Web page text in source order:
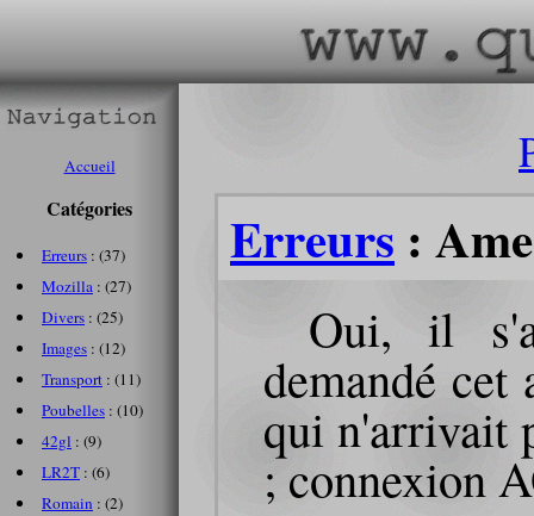
Erreurs :
Oui, il
demandé cet
qui n'arrivait
; connexion
Accueil
Catégories
Erreurs : (37)
Mozilla : (27)
Divers : (25)
Images : (12)
Transport : (11)
Poubelles : (10)
42gl : (9)
LR2T : (6)
Romain : (2)